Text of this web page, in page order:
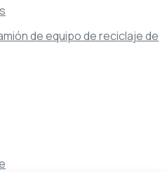
de equipo de reciclaje de